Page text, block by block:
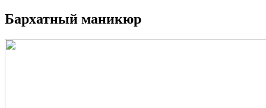
Бархатный маникюр